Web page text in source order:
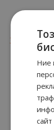
30. € / 60.
Ние